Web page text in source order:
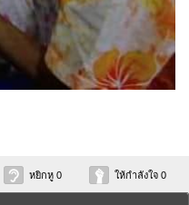
หยิกหู 0 ให้กำลังใจ 0